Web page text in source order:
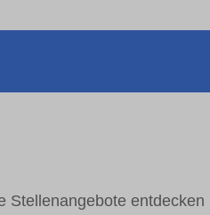
Stellenangebote entdecken